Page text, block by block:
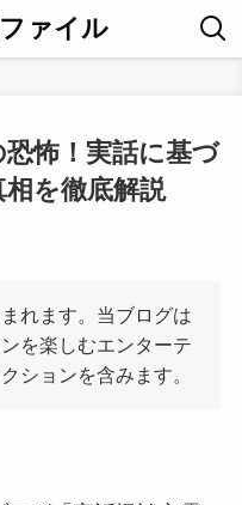
ァイル
怖！実話に基づ
を徹底解説
れます。当ブログは
を楽しむエンターテ
ションを含みます。